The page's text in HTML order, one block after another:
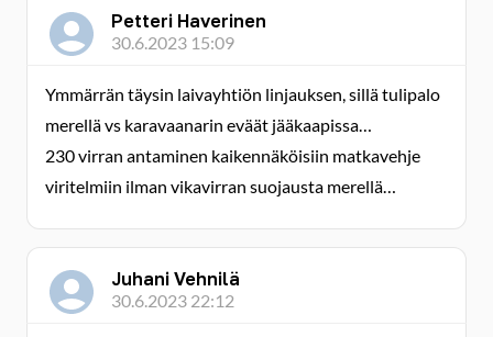
Petteri Haverinen
30.6.2023 15:09
Ymmärrän täysin laivayhtiön linjauksen, sillä tulipalo
merellä vs karavaanarin eväät jääkaapissa…
230 virran antaminen kaikennäköisiin matkavehje
viritelmiin ilman vikavirran suojausta merellä…
Juhani Vehnilä
30.6.2023 22:12